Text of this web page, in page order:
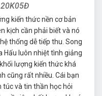
kiến thức nền cơ bản
kịch cần phải biết và nó
thống dễ tiếp thu. Song
Hấu luôn nhiệt tình giảng
lượng kiến thức khá
cũng rất nhiều. Cái bạn
và tin thần học hỏi